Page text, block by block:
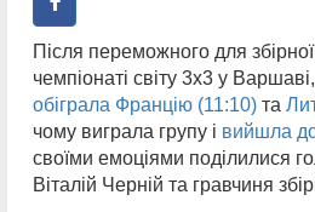
Після переможного для
чемпіонаті світу 3х3 у
обіграла Францію (11:10) та
чому виграла групу і вийшла
своїми емоціями поділилися
Віталій Черній та гравчиня